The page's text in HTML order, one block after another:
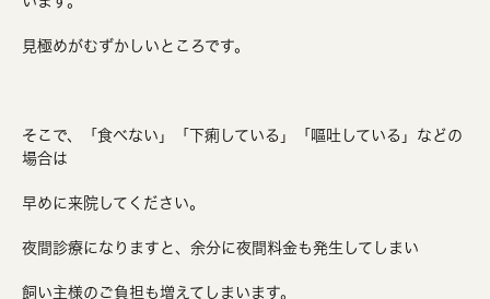
見極めがむずかしいところです。
そこで、「食べない」「下痢している」「嘔吐している」などの
場合は
早めに来院してください。
夜間診療になりますと、余分に夜間料金も発生してしまい
飼い主様のご負担も増えてしまいます。